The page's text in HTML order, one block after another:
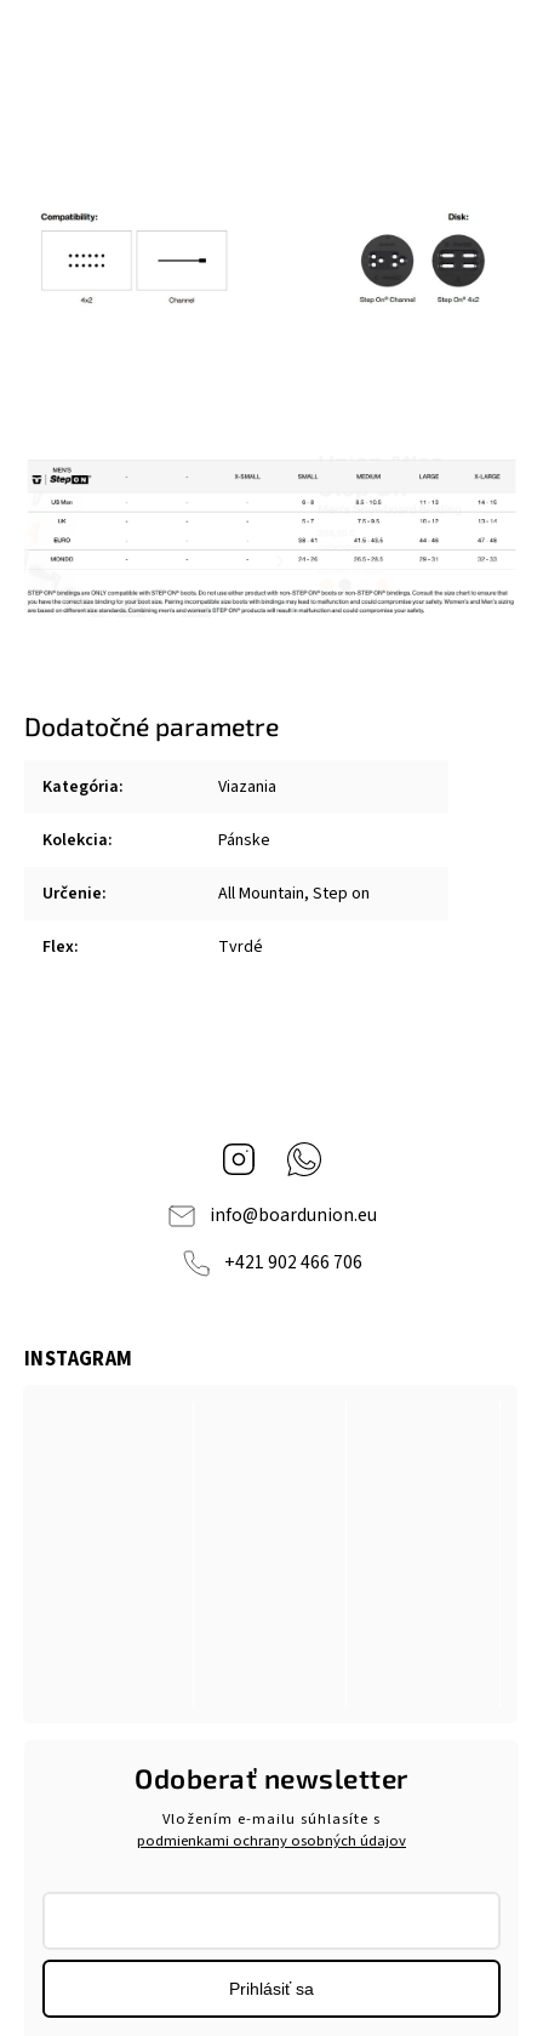
Dodatočné parametre
Kategória: Viazania
Kolekcia: Pánske
Určenie: All Mountain, Step on
Flex: Tvrdé
Instagram
info@boardunion.eu
+421 902 466 706
INSTAGRAM
Odoberať newsletter
Vložením e-mailu súhlasíte s
podmienkami ochrany osobných údajov
Prihlásiť sa